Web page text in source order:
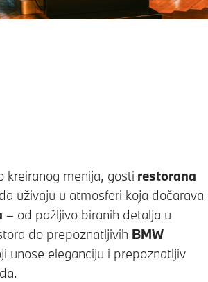
kreiranog menija, gosti restorana
uživaju u atmosferi koja dočarava
– od pažljivo biranih detalja u
do prepoznatljivih BMW
unose eleganciju i prepoznatljiv